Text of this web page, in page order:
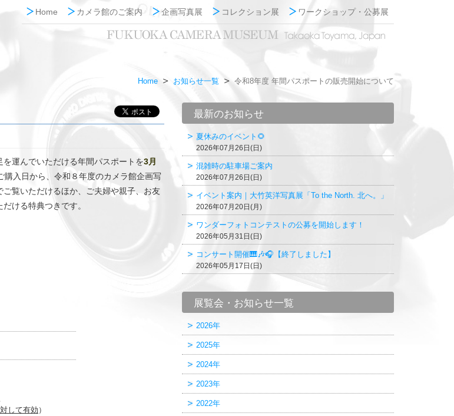
Home カメラ館のご案内 企画写真展 コレクション展 ワークショップ・公募展
Home お知らせ一覧 令和8年度 年間パスポートの販売開始について
運んでいただける年間パスポートを3月
購入日から、令和８年度のカメラ館企画写
覧いただけるほか、ご夫婦や親子、お友
ける特典つきです。
して有効）
最新のお知らせ
夏休みのイベント🌻
2026年07月26日(日)
混雑時の駐車場ご案内
2026年07月26日(日)
イベント案内｜大竹英洋写真展「To the North. 北へ。」
2026年07月20日(月)
ワンダーフォトコンテストの公募を開始します！
2026年05月31日(日)
コンサート開催🎹🎶🎧【終了しました】
2026年05月17日(日)
展覧会・お知らせ一覧
2026年
2025年
2024年
2023年
2022年